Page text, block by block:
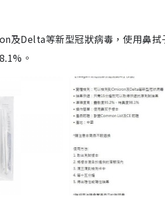
及Delta等新型冠狀病毒，使用鼻拭
。